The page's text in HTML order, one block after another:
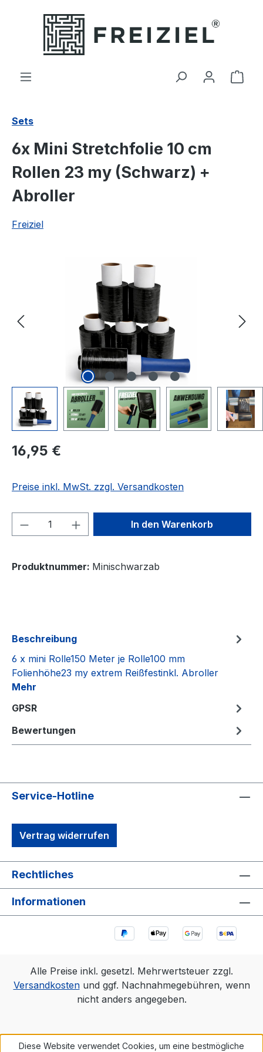
Zum Hauptinhalt springen
Sets
6x Mini Stretchfolie 10 cm
Rollen 23 my (Schwarz) +
Abroller
Freiziel
Regulärer Preis:
16,95 €
Preise inkl. MwSt. zzgl. Versandkosten
Produkt Anzahl: Gib denIn den Warenkorb
Produktnummer: Minischwarzab
Beschreibung
6 x mini Rolle150 Meter je Rolle100 mm
Folienhöhe23 my extrem Reißfestinkl. Abroller
Mehr
GPSR
Bewertungen
Service-Hotline
Vertrag widerrufen
Rechtliches
Informationen
Alle Preise inkl. gesetzl. Mehrwertsteuer zzgl.
Versandkostenund ggf. Nachnahmegebühren, wenn
nicht anders angegeben.
Diese Website verwendet Cookies, um eine bestmögliche